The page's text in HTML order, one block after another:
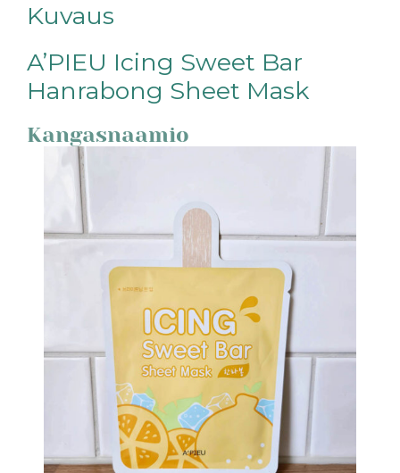
Kuvaus
A’PIEU Icing Sweet Bar
Hanrabong Sheet Mask
Kangasnaamio